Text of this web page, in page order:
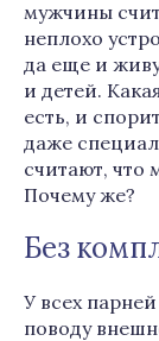
мужчины
неплохо
да еще и
и детей.
есть, и
даже
считают, что
Почему же?
Без
У всех
поводу